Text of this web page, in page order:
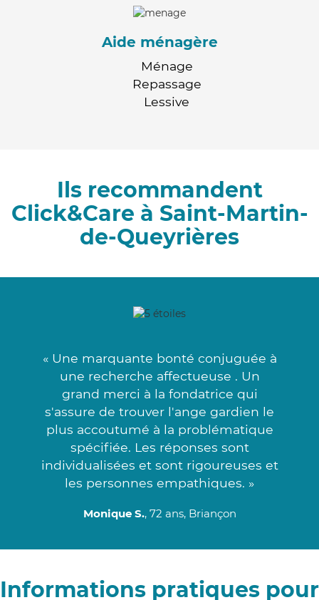
Aide ménagère
Ménage
Repassage
Lessive
Ils recommandent
Click&Care à Saint-Martin-
de-Queyrières
« Une marquante bonté conjuguée à
une recherche affectueuse . Un
grand merci à la fondatrice qui
s'assure de trouver l'ange gardien le
plus accoutumé à la problématique
spécifiée. Les réponses sont
individualisées et sont rigoureuses et
les personnes empathiques. »
Monique S., 72 ans, Briançon
Informations pratiques pour